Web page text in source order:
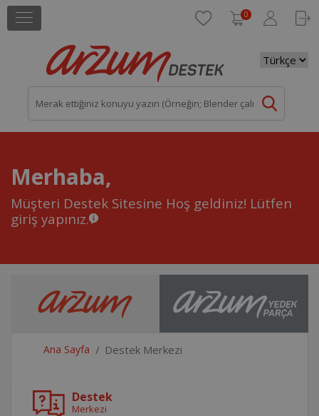
0
Merhaba,
Müşteri Destek Sitesine Hoş geldiniz! Lütfen
giriş yapınız.
Ana Sayfa Destek Merkezi
Destek
Merkezi